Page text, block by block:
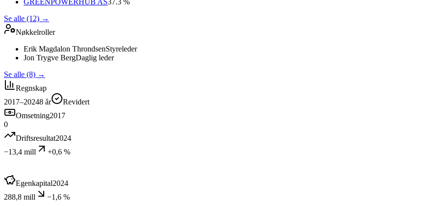
GREENPOWERHUB AS37.3 %
Se alle (12) →
Nøkkelroller
Erik Magdalon ThrondsenStyreleder
Jon Trygve BergDaglig leder
Se alle (8) →
Regnskap
2017–20248 år
Revidert
Omsetning2017
0
Driftsresultat2024
−13,4 mill
+0,6 %
Egenkapital2024
288,8 mill
−1,6 %